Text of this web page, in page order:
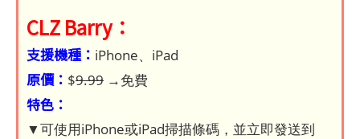
CLZ Barry：
支援機種： iPhone、iPad
原價： $9.99 →免費
特色：
▼可使用iPhone或iPad掃描條碼，並立即發送到